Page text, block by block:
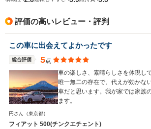
駆動方式 FF
評価の高いレビュー・評判
この車に出会えてよかったです
総合評価 5点
車の楽しさ、素晴らしさを体現し
唯一無二の存在で、代えが効かな
車だと思います。我が家では家族
ます。
円さん （東京都）
フィアット 500(チンクエチェント)